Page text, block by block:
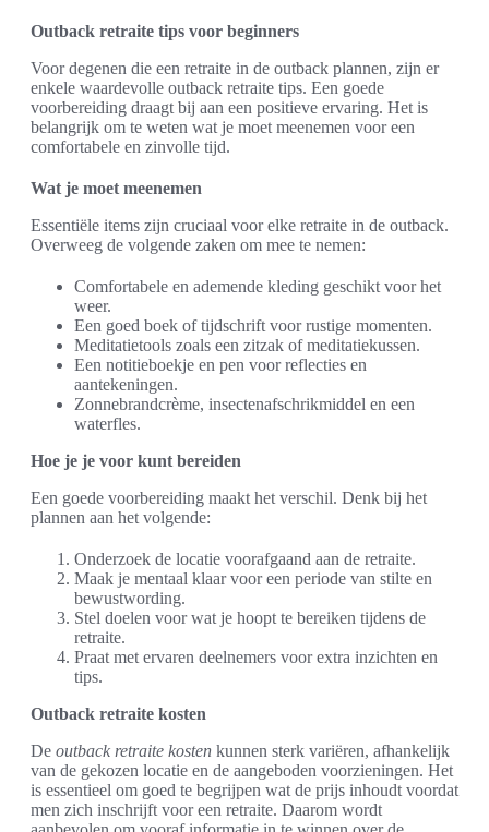
Outback retraite tips voor beginners
Voor degenen die een retraite in de outback plannen, zijn er
enkele waardevolle outback retraite tips. Een goede
voorbereiding draagt bij aan een positieve ervaring. Het is
belangrijk om te weten wat je moet meenemen voor een
comfortabele en zinvolle tijd.
Wat je moet meenemen
Essentiële items zijn cruciaal voor elke retraite in de outback.
Overweeg de volgende zaken om mee te nemen:
Comfortabele en ademende kleding geschikt voor het
weer.
Een goed boek of tijdschrift voor rustige momenten.
Meditatietools zoals een zitzak of meditatiekussen.
Een notitieboekje en pen voor reflecties en
aantekeningen.
Zonnebrandcrème, insectenafschrikmiddel en een
waterfles.
Hoe je je voor kunt bereiden
Een goede voorbereiding maakt het verschil. Denk bij het
plannen aan het volgende:
Onderzoek de locatie voorafgaand aan de retraite.
Maak je mentaal klaar voor een periode van stilte en
bewustwording.
Stel doelen voor wat je hoopt te bereiken tijdens de
retraite.
Praat met ervaren deelnemers voor extra inzichten en
tips.
Outback retraite kosten
De outback retraite kosten kunnen sterk variëren, afhankelijk
van de gekozen locatie en de aangeboden voorzieningen. Het
is essentieel om goed te begrijpen wat de prijs inhoudt voordat
men zich inschrijft voor een retraite. Daarom wordt